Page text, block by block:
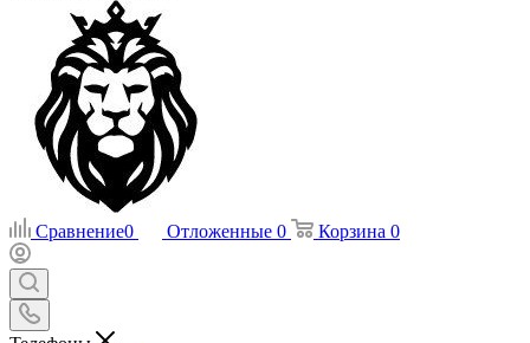
Сравнение0 Отложенные 0 Корзина 0